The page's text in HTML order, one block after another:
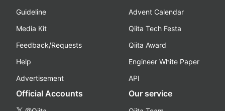
Guideline
Media Kit
Feedback/Requests
Help
Advertisement
Advent Calendar
Qiita Tech Festa
Qiita Award
Engineer White Paper
API
Official Accounts Our service